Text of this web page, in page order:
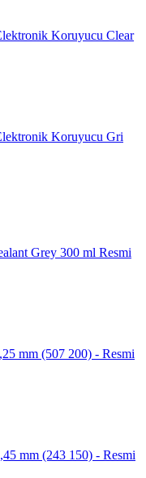
Koruyucu Clear
Koruyucu Gri
Grey 300 ml Resmi
mm (507 200) - Resmi
mm (243 150) - Resmi